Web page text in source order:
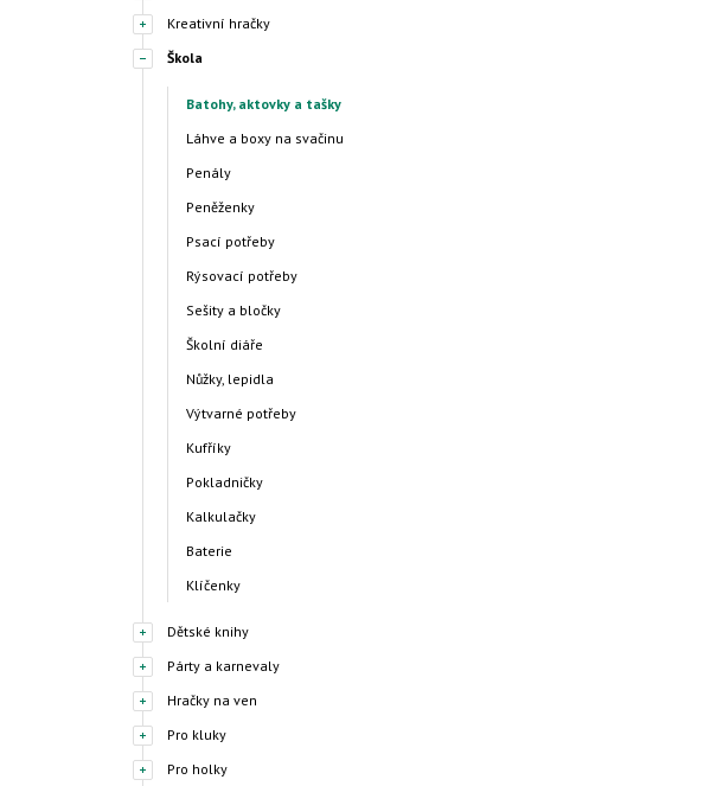
Kreativní hračky
Škola
Batohy, aktovky a tašky
Láhve a boxy na svačinu
Penály
Peněženky
Psací potřeby
Rýsovací potřeby
Sešity a bločky
Školní diáře
Nůžky, lepidla
Výtvarné potřeby
Kufříky
Pokladničky
Kalkulačky
Baterie
Klíčenky
Dětské knihy
Párty a karnevaly
Hračky na ven
Pro kluky
Pro holky